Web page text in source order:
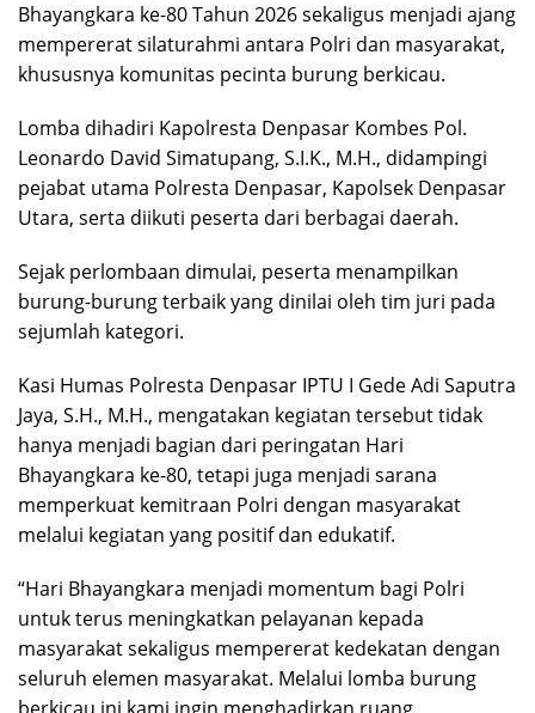
Bhayangkara ke-80 Tahun 2026 sekaligus menjadi ajang
mempererat silaturahmi antara Polri dan masyarakat,
khususnya komunitas pecinta burung berkicau.
Lomba dihadiri Kapolresta Denpasar Kombes Pol.
Leonardo David Simatupang, S.I.K., M.H., didampingi
pejabat utama Polresta Denpasar, Kapolsek Denpasar
Utara, serta diikuti peserta dari berbagai daerah.
Sejak perlombaan dimulai, peserta menampilkan
burung-burung terbaik yang dinilai oleh tim juri pada
sejumlah kategori.
Kasi Humas Polresta Denpasar IPTU I Gede Adi Saputra
Jaya, S.H., M.H., mengatakan kegiatan tersebut tidak
hanya menjadi bagian dari peringatan Hari
Bhayangkara ke-80, tetapi juga menjadi sarana
memperkuat kemitraan Polri dengan masyarakat
melalui kegiatan yang positif dan edukatif.
“Hari Bhayangkara menjadi momentum bagi Polri
untuk terus meningkatkan pelayanan kepada
masyarakat sekaligus mempererat kedekatan dengan
seluruh elemen masyarakat. Melalui lomba burung